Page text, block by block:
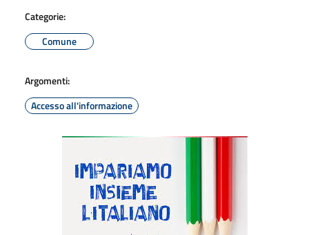
Categorie:
Comune
Argomenti:
Accesso all'informazione